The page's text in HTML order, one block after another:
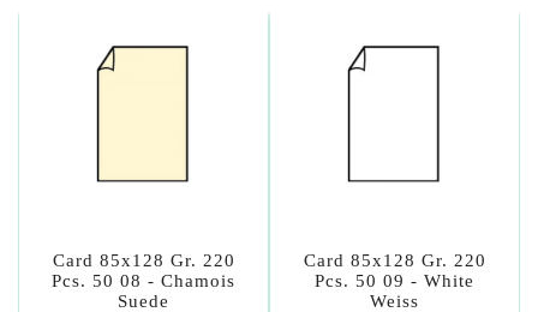
Card 85x128 Gr. 220
Pcs. 50 08 - Chamois
Suede
Card 85x128 Gr. 220
Pcs. 50 09 - White
Weiss